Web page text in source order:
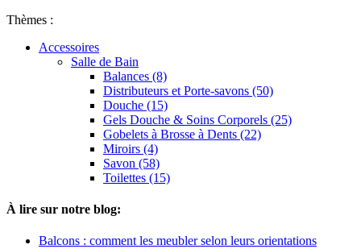
Thèmes :
Accessoires
Salle de Bain
Balances (8)
Distributeurs et Porte-savons (50)
Douche (15)
Gels Douche & Soins Corporels (25)
Gobelets à Brosse à Dents (22)
Miroirs (4)
Savon (58)
Toilettes (15)
À lire sur notre blog:
Balcons : comment les meubler selon leurs orientations